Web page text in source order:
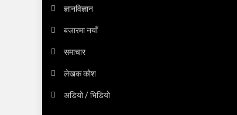
ज्ञानविज्ञान
बजारमा नयाँ
समाचार
लेखक कोश
अडियो / भिडियो